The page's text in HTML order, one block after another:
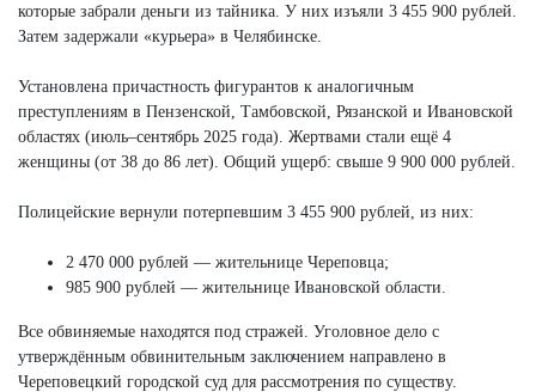
которые забрали деньги из тайника. У них изъяли 3 455 900 рублей.
Затем задержали «курьера» в Челябинске.
Установлена причастность фигурантов к аналогичным
преступлениям в Пензенской, Тамбовской, Рязанской и Ивановской
областях (июль–сентябрь 2025 года). Жертвами стали ещё 4
женщины (от 38 до 86 лет). Общий ущерб: свыше 9 900 000 рублей.
Полицейские вернули потерпевшим 3 455 900 рублей, из них:
2 470 000 рублей — жительнице Череповца;
985 900 рублей — жительнице Ивановской области.
Все обвиняемые находятся под стражей. Уголовное дело с
утверждённым обвинительным заключением направлено в
Череповецкий городской суд для рассмотрения по существу.